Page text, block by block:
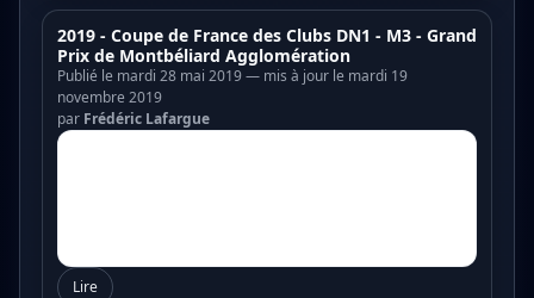
2019 - Coupe de France des Clubs DN1 - M3 - Grand
Prix de Montbéliard Agglomération
Publié le mardi 28 mai 2019 — mis à jour le mardi 19
novembre 2019
par Frédéric Lafargue
Lire